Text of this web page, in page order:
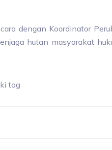
dengan Koordinator
hutan masyarakat
tag